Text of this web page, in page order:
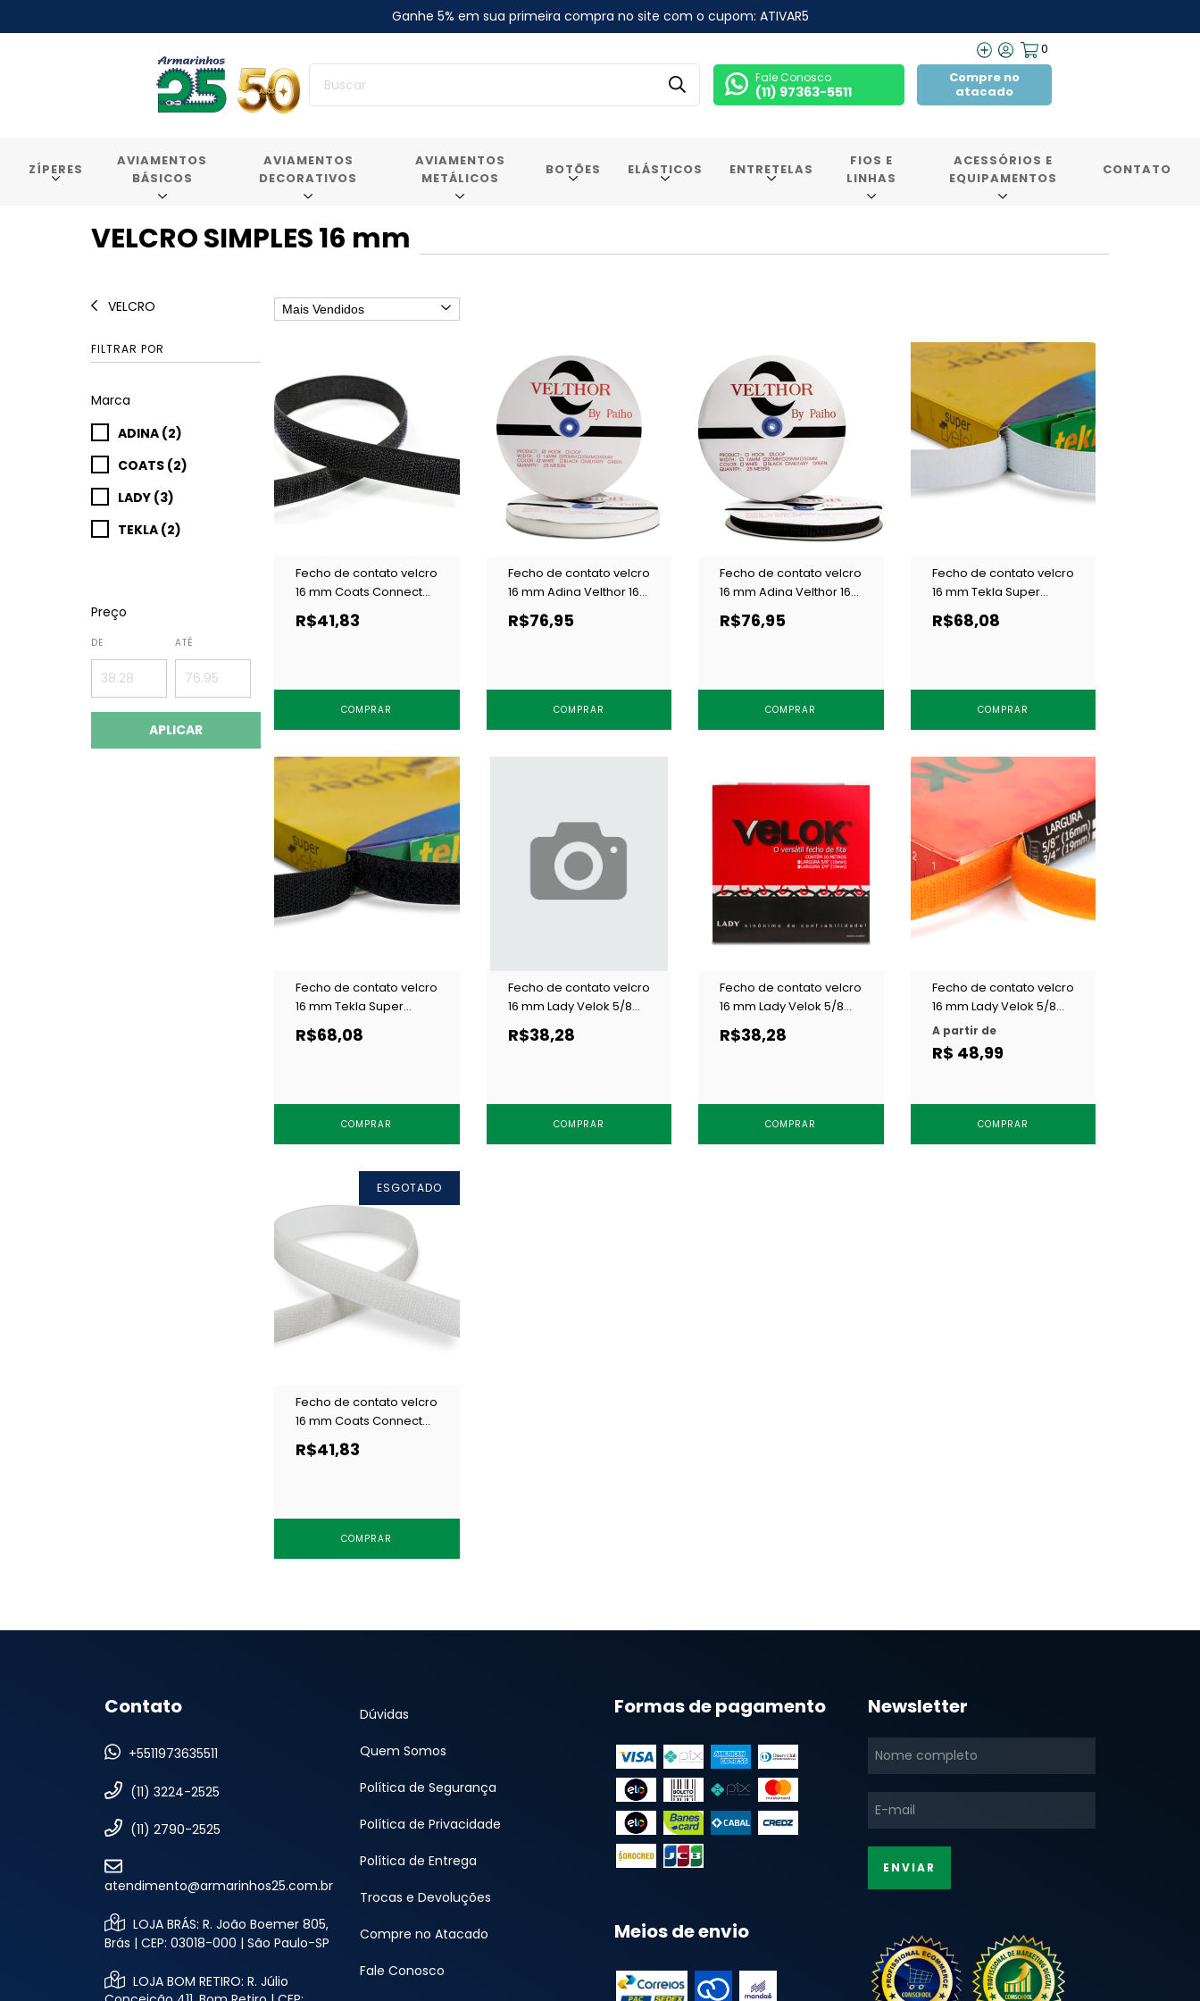
Ganhe 5% em sua primeira compra no site com o cupom: ATIVAR5
0
Fale Conosco
(11) 97363-5511
Compre no
atacado
ZÍPERES
AVIAMENTOS
BÁSICOS
AVIAMENTOS
DECORATIVOS
AVIAMENTOS
METÁLICOS
BOTÕES ELÁSTICOS ENTRETELAS
FIOS E
LINHAS
ACESSÓRIOS E
EQUIPAMENTOS
CONTATO
VELCRO SIMPLES 16 mm
VELCRO
FILTRAR POR
Marca
ADINA (2)
COATS (2)
LADY (3)
TEKLA (2)
Preço
DE ATÉ
APLICAR
Fecho de contato velcro
16 mm Coats Connect
GANCHO preto c/ 25 m
R$41,83
COMPRAR
Fecho de contato velcro
16 mm Adina Velthor 16
branco c/ 25 m
R$76,95
COMPRAR
Fecho de contato velcro
16 mm Adina Velthor 16
preto c/ 25 m
R$76,95
COMPRAR
Fecho de contato velcro
16 mm Tekla Super
Veltek 16 branco c/ 10 m
R$68,08
COMPRAR
Fecho de contato velcro
16 mm Tekla Super
Veltek preto 16 c/ 10 m
R$68,08
COMPRAR
Fecho de contato velcro
16 mm Lady Velok 5/8
preto c/ 10 m
R$38,28
COMPRAR
Fecho de contato velcro
16 mm Lady Velok 5/8
branco c/ 10 m
R$38,28
COMPRAR
Fecho de contato velcro
16 mm Lady Velok 5/8
colorido c/ 10 m
A partir de
R$ 48,99
COMPRAR
ESGOTADO
Fecho de contato velcro
16 mm Coats Connect
GANCHO branco c/ 25
m
R$41,83
COMPRAR
Contato
+5511973635511
(11) 3224-2525
(11) 2790-2525
atendimento@armarinhos25.com.br
LOJA BRÁS: R. João Boemer 805,
Brás | CEP: 03018-000 | São Paulo-SP
LOJA BOM RETIRO: R. Júlio
Dúvidas
Quem Somos
Política de Segurança
Política de Privacidade
Política de Entrega
Trocas e Devoluções
Compre no Atacado
Fale Conosco
Formas de pagamento
Meios de envio
Newsletter